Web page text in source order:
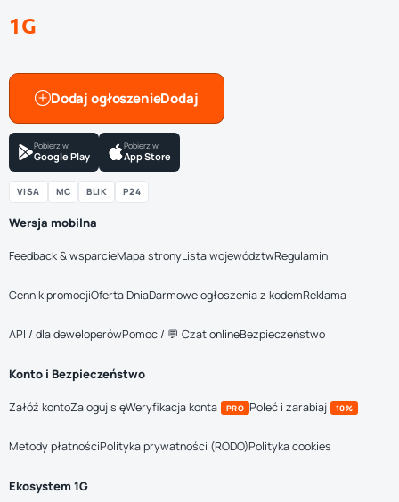
1G
Dodaj ogłoszenie
Pobierz w
Google Play
Pobierz w
App Store
VISA MC BLIK P24
Wersja mobilna
Feedback & wsparcieMapa stronyLista województwRegulamin
Cennik promocjiOferta DniaDarmowe ogłoszenia z kodemReklama
API / dla deweloperówPomoc / 💬 Czat onlineBezpieczeństwo
Konto i Bezpieczeństwo
Załóż kontoZaloguj sięWeryfikacja konta PRO Poleć i zarabiaj 10%
Metody płatnościPolityka prywatności (RODO)Polityka cookies
Ekosystem 1G